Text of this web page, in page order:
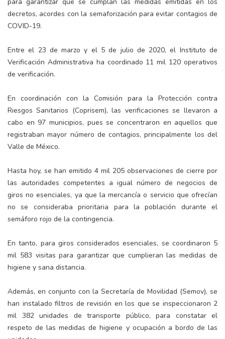
decretos, acordes con la semaforización para evitar contagios de
COVID-19.
Entre el 23 de marzo y el 5 de julio de 2020, el Instituto de
Verificación Administrativa ha coordinado 11 mil 120 operativos
de verificación.
En coordinación con la Comisión para la Protección contra
Riesgos Sanitarios (Coprisem), las verificaciones se llevaron a
cabo en 97 municipios, pues se concentraron en aquellos que
registraban mayor número de contagios, principalmente los del
Valle de México.
Hasta hoy, se han emitido 4 mil 205 observaciones de cierre por
las autoridades competentes a igual número de negocios de
giros no esenciales, ya que la mercancía o servicio que ofrecían
no se consideraba prioritaria para la población durante el
semáforo rojo de la contingencia.
En tanto, para giros considerados esenciales, se coordinaron 5
mil 583 visitas para garantizar que cumplieran las medidas de
higiene y sana distancia.
Además, en conjunto con la Secretaría de Movilidad (Semov), se
han instalado filtros de revisión en los que se inspeccionaron 2
mil 382 unidades de transporte público, para constatar el
respeto de las medidas de higiene y ocupación a bordo de las